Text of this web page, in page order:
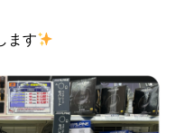
ます